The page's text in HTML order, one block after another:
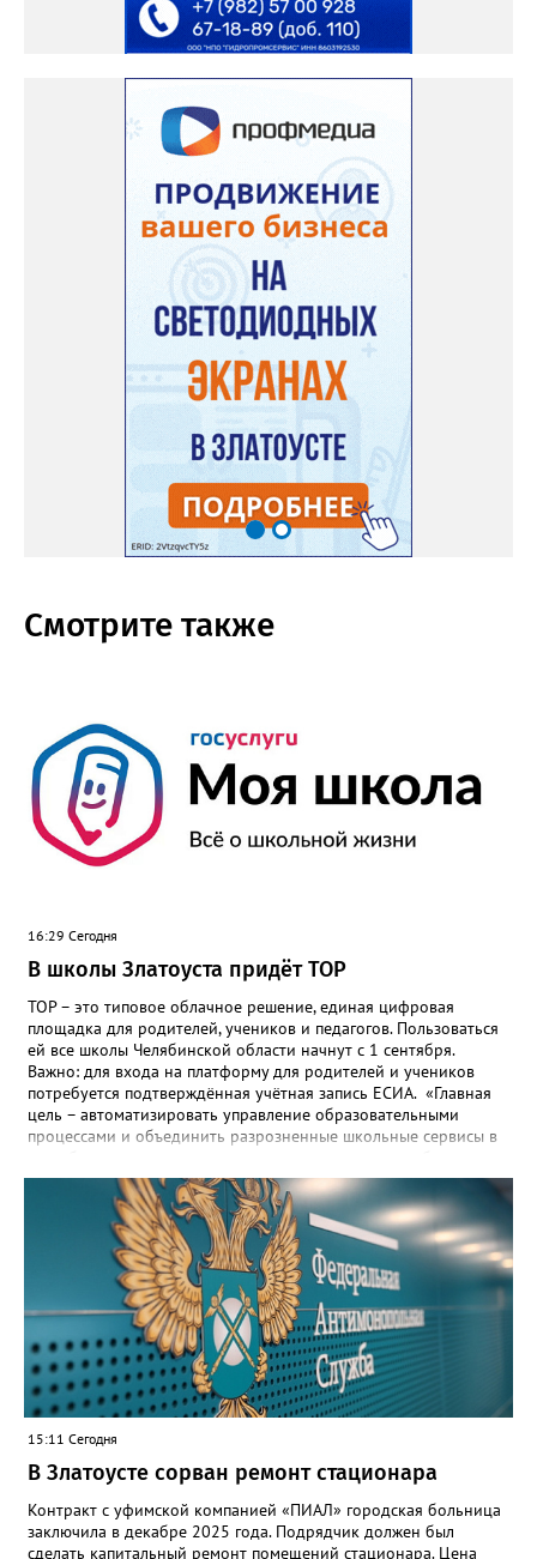
Смотрите также
16:29 Сегодня
В школы Златоуста придёт ТОР
ТОР – это типовое облачное решение, единая цифровая
площадка для родителей, учеников и педагогов. Пользоваться
ей все школы Челябинской области начнут с 1 сентября.
Важно: для входа на платформу для родителей и учеников
потребуется подтверждённая учётная запись ЕСИА. «Главная
цель – автоматизировать управление образовательными
процессами и объединить разрозненные школьные сервисы в
региональном министерстве образования. - Платформа ТОР
“Моя школа” объединит все школьные сервисы в единую
безопасную государственную экосистему. Предполагается, что
переход пройдёт максимально комфортно для пользователей».
Привычные функции - оценки, расписание, домашние задания,
связь с учителями, знакомые пользователям экосистемы
«Госуслуги Моя школа», не просто сохранятся, они будут
собраны в одном месте, подчеркнули в ведомстве. Причём в
этом случае переход на ТОР станет вообще незаметным.
15:11 Сегодня
В Златоусте сорван ремонт стационара
Контракт с уфимской компанией «ПИАЛ» городская больница
заключила в декабре 2025 года. Подрядчик должен был
сделать капитальный ремонт помещений стационара. Цена